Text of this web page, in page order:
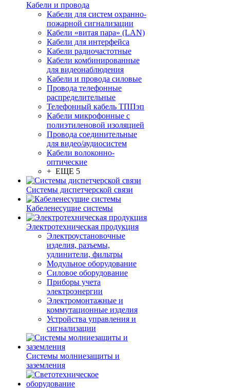
Кабели и провода
Кабели для систем охранно-
пожарной сигнализации
Кабели «витая пара» (LAN)
Кабели для интерфейса
Кабели радиочастотные
Кабели комбинированные
для видеонаблюдения
Кабели и провода силовые
Провода телефонные
распределительные
Телефонный кабель ТППэп
Кабели микрофонные с
полиэтиленовой изоляцией
Провода соединительные
для видео/аудиосистем
Кабели волоконно-
оптические
+ ЕЩЕ 5
Системы диспетчерской связи
Кабеленесущие системы
Электротехническая продукция
Электроустановочные
изделия, разъемы,
удлинители, фильтры
Модульное оборудование
Силовое оборудование
Приборы учета
электроэнергии
Электромонтажные и
коммутационные изделия
Устройства управления и
сигнализации
Системы молниезащиты и
заземления